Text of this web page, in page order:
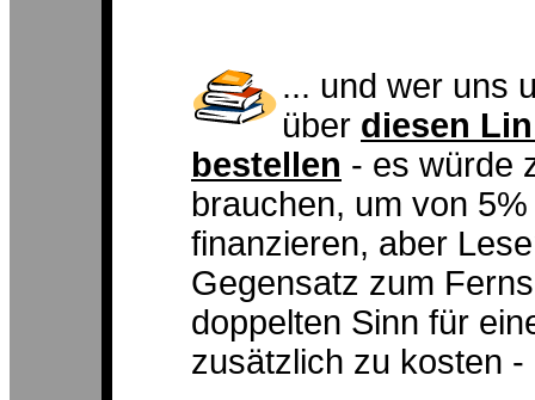
... und wer uns
über diesen
bestellen - es würde
brauchen, um von
finanzieren, aber
Gegensatz zum
doppelten Sinn für
zusätzlich zu kosten